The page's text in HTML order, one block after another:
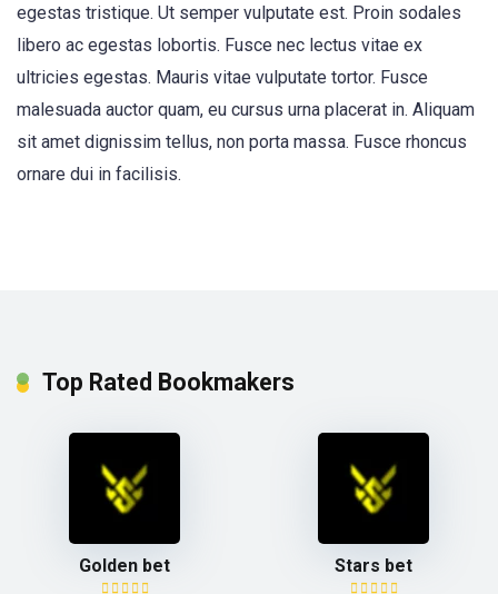
egestas tristique. Ut semper vulputate est. Proin sodales
libero ac egestas lobortis. Fusce nec lectus vitae ex
ultricies egestas. Mauris vitae vulputate tortor. Fusce
malesuada auctor quam, eu cursus urna placerat in. Aliquam
sit amet dignissim tellus, non porta massa. Fusce rhoncus
ornare dui in facilisis.
Top Rated Bookmakers
Golden bet Stars bet